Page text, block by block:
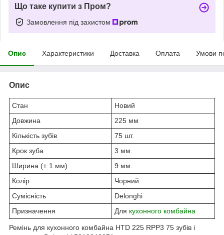
Що таке купити з Пром?
Замовлення під захистом
Опис Характеристики Доставка Оплата Умови
Опис
Стан
Новий
Довжина
225 мм
Кількість зубів
75 шт.
Крок зуба
3 мм.
Ширина (± 1 мм)
9 мм.
Колір
Чорний
Сумісність
Delonghi
Призначення
Для кухонного комбайна
Ремінь для кухонного комбайна HTD 225 RPP3 75 зубів і